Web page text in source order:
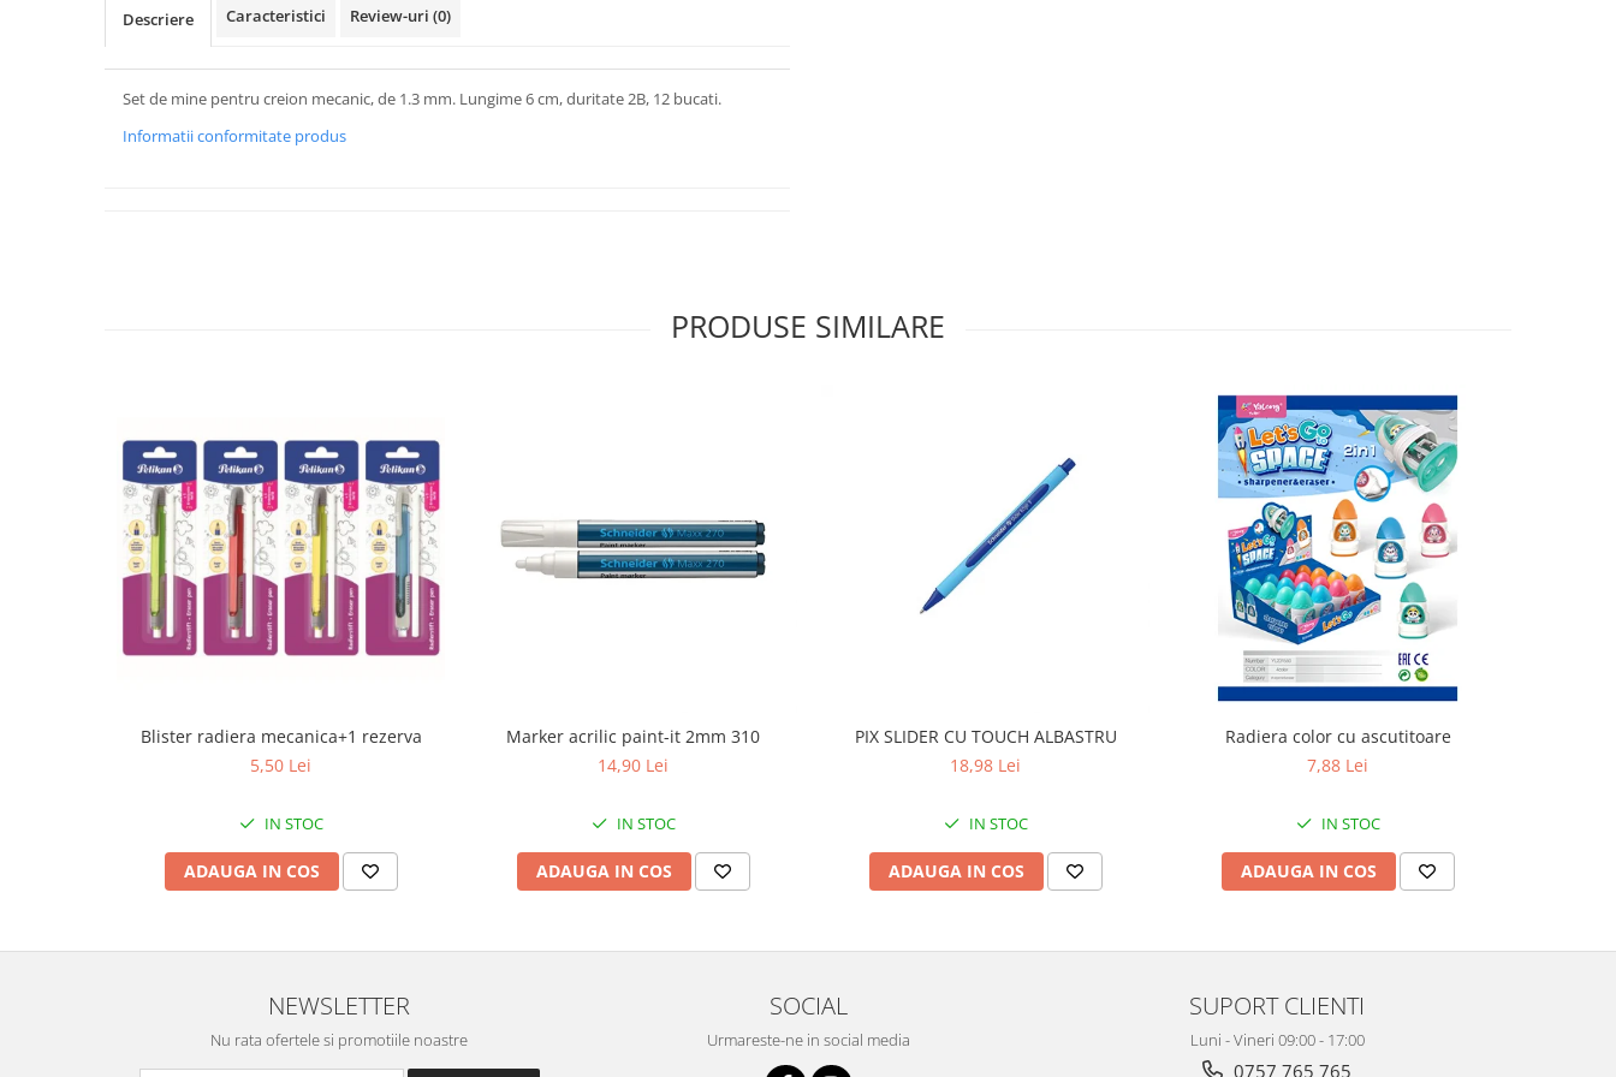
Descriere Caracteristici Review-uri (0)
Set de mine pentru creion mecanic, de 1.3 mm. Lungime 6 cm, duritate 2B, 12 bucati.
Informatii conformitate produs
PRODUSE SIMILARE
Blister radiera mecanica+1 rezerva
5,50 Lei
IN STOC
ADAUGA IN COS
Marker acrilic paint-it 2mm 310
14,90 Lei
IN STOC
ADAUGA IN COS
PIX SLIDER CU TOUCH ALBASTRU
18,98 Lei
IN STOC
ADAUGA IN COS
Radiera color cu ascutitoare
7,88 Lei
IN STOC
ADAUGA IN COS
NEWSLETTER
Nu rata ofertele si promotiile noastre
SOCIAL
Urmareste-ne in social media
SUPORT CLIENTI
Luni - Vineri 09:00 - 17:00
0757 765 765